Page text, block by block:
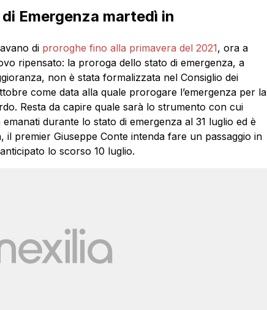
Emergenza martedì in
di proroghe fino alla primavera del 2021, ora a
ripensato: la proroga dello stato di emergenza, a
non è stata formalizzata nel Consiglio dei
come data alla quale prorogare l’emergenza per la
Resta da capire quale sarà lo strumento con cui
durante lo stato di emergenza al 31 luglio ed è
il premier Giuseppe Conte intenda fare un passaggio in
lo scorso 10 luglio.